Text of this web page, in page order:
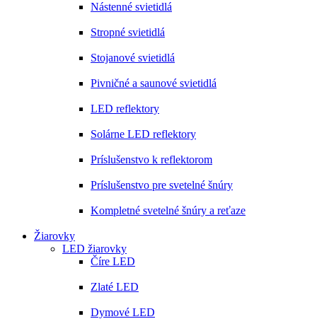
Nástenné svietidlá
Stropné svietidlá
Stojanové svietidlá
Pivničné a saunové svietidlá
LED reflektory
Solárne LED reflektory
Príslušenstvo k reflektorom
Príslušenstvo pre svetelné šnúry
Kompletné svetelné šnúry a reťaze
Žiarovky
LED žiarovky
Číre LED
Zlaté LED
Dymové LED